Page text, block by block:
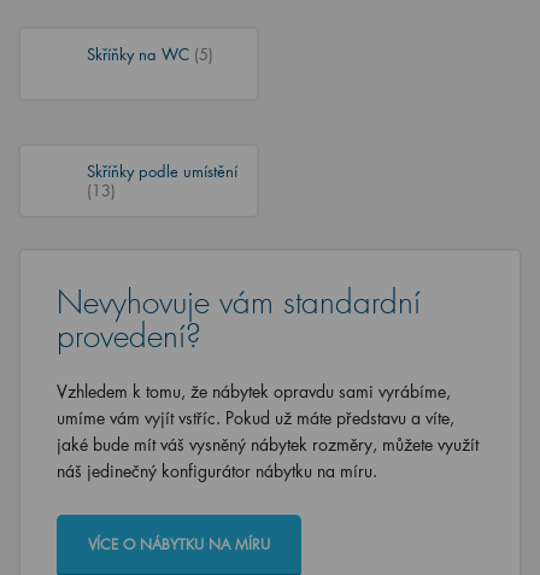
Skříňky na WC (5)
Skříňky podle umístění
(13)
Nevyhovuje vám standardní
provedení?
Vzhledem k tomu, že nábytek opravdu sami vyrábíme,
umíme vám vyjít vstříc. Pokud už máte představu a víte,
jaké bude mít váš vysněný nábytek rozměry, můžete využít
náš jedinečný konfigurátor nábytku na míru.
VÍCE O NÁBYTKU NA MÍRU